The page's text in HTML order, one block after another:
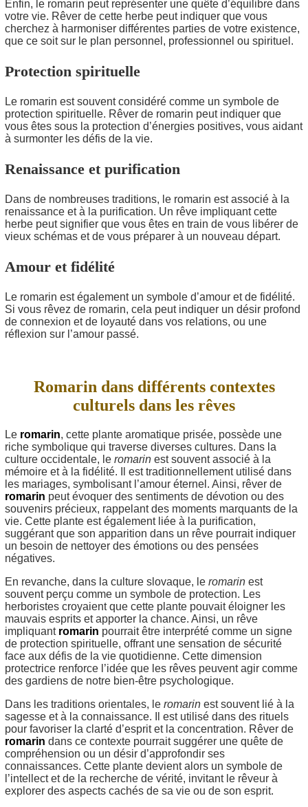
Enfin, le romarin peut représenter une quête d’équilibre dans
votre vie. Rêver de cette herbe peut indiquer que vous
cherchez à harmoniser différentes parties de votre existence,
que ce soit sur le plan personnel, professionnel ou spirituel.
Protection spirituelle
Le romarin est souvent considéré comme un symbole de
protection spirituelle. Rêver de romarin peut indiquer que
vous êtes sous la protection d’énergies positives, vous aidant
à surmonter les défis de la vie.
Renaissance et purification
Dans de nombreuses traditions, le romarin est associé à la
renaissance et à la purification. Un rêve impliquant cette
herbe peut signifier que vous êtes en train de vous libérer de
vieux schémas et de vous préparer à un nouveau départ.
Amour et fidélité
Le romarin est également un symbole d’amour et de fidélité.
Si vous rêvez de romarin, cela peut indiquer un désir profond
de connexion et de loyauté dans vos relations, ou une
réflexion sur l’amour passé.
Romarin dans différents contextes
culturels dans les rêves
Le romarin, cette plante aromatique prisée, possède une
riche symbolique qui traverse diverses cultures. Dans la
culture occidentale, le romarin est souvent associé à la
mémoire et à la fidélité. Il est traditionnellement utilisé dans
les mariages, symbolisant l’amour éternel. Ainsi, rêver de
romarin peut évoquer des sentiments de dévotion ou des
souvenirs précieux, rappelant des moments marquants de la
vie. Cette plante est également liée à la purification,
suggérant que son apparition dans un rêve pourrait indiquer
un besoin de nettoyer des émotions ou des pensées
négatives.
En revanche, dans la culture slovaque, le romarin est
souvent perçu comme un symbole de protection. Les
herboristes croyaient que cette plante pouvait éloigner les
mauvais esprits et apporter la chance. Ainsi, un rêve
impliquant romarin pourrait être interprété comme un signe
de protection spirituelle, offrant une sensation de sécurité
face aux défis de la vie quotidienne. Cette dimension
protectrice renforce l’idée que les rêves peuvent agir comme
des gardiens de notre bien-être psychologique.
Dans les traditions orientales, le romarin est souvent lié à la
sagesse et à la connaissance. Il est utilisé dans des rituels
pour favoriser la clarté d’esprit et la concentration. Rêver de
romarin dans ce contexte pourrait suggérer une quête de
compréhension ou un désir d’approfondir ses
connaissances. Cette plante devient alors un symbole de
l’intellect et de la recherche de vérité, invitant le rêveur à
explorer des aspects cachés de sa vie ou de son esprit.